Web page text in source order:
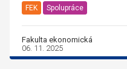
FEK Spolupráce
Fakulta ekonomická
06. 11. 2025